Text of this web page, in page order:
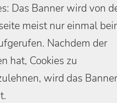
Das Banner wird von
meist nur einmal
Nachdem der
hat, Cookies zu
wird das Banner